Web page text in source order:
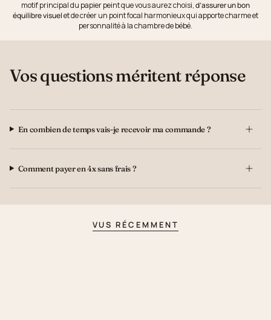
motif principal du papier peint que vous aurez choisi,d’assurer un bon
équilibre visuelet de créer un point focal harmonieux qui apporte charme et
personnalité à la chambre de bébé.
Vos questions méritent réponse
En combien de temps vais-je recevoir ma commande ?
Comment payer en 4x sans frais ?
VUS RÉCEMMENT